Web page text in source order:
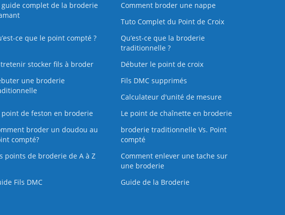
guide complet de la broderie
Comment broder une nappe
Tuto Complet du Point de Croix
ce que le point compté ?
Qu’est-ce que la broderie
traditionnelle ?
stocker fils à broder
Débuter le point de croix
une broderie
Fils DMC supprimés
Calculateur d'unité de mesure
point de feston en broderie
Le point de chaînette en broderie
broder un doudou au
compté?
broderie traditionnelle Vs. Point
compté
points de broderie de A à Z
Comment enlever une tache sur
une broderie
Fils DMC Guide de la Broderie